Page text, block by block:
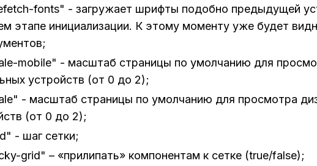
fonts" - загружает шрифты подобно предыдущей
этапе инициализации. К этому моменту уже будет
mobile" - масштаб страницы по умолчанию для
устройств (от 0 до 2);
- масштаб страницы по умолчанию для просмотра
(от 0 до 2);
- шаг сетки;
grid" – «прилипать» компонентам к сетке (true/false);